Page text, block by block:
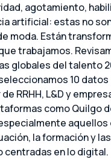
agotamiento,
artificial: estas no
moda. Están
trabajamos.
globales del talento
10 datos
RRHH, L&D y
como Quilgo
la formación y
centradas en lo digital.